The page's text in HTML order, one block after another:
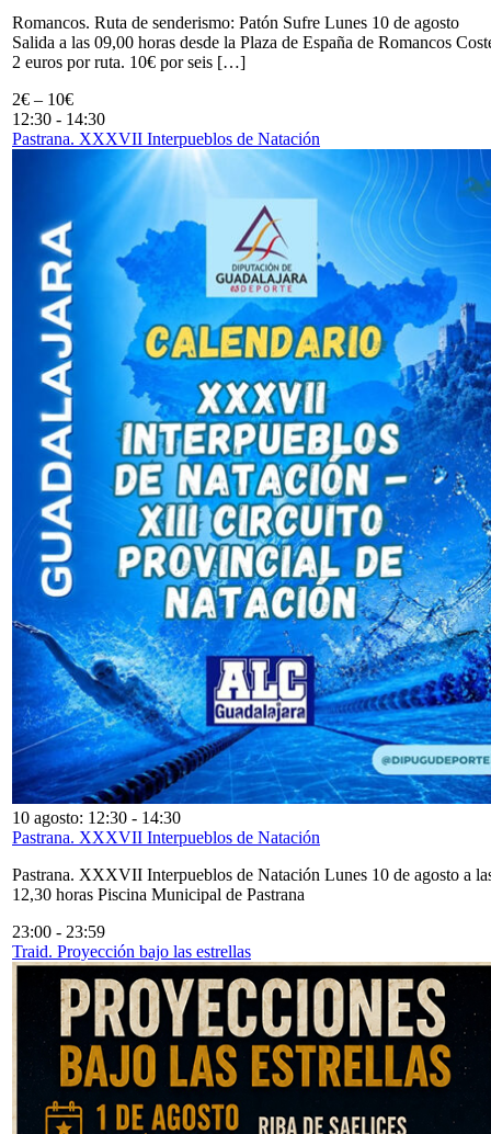
Romancos. Ruta de senderismo: Patón Sufre Lunes 10 de agosto
Salida a las 09,00 horas desde la Plaza de España de Romancos
2 euros por ruta. 10€ por seis […]
2€ – 10€
12:30 - 14:30
Pastrana. XXXVII Interpueblos de Natación
10 agosto: 12:30 - 14:30
Pastrana. XXXVII Interpueblos de Natación
Pastrana. XXXVII Interpueblos de Natación Lunes 10 de agosto a
12,30 horas Piscina Municipal de Pastrana
23:00 - 23:59
Traid. Proyección bajo las estrellas